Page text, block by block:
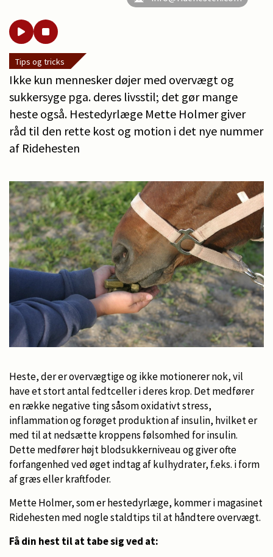
Tips og tricks
Ikke kun mennesker døjer med overvægt og
sukkersyge pga. deres livsstil; det gør mange
heste også. Hestedyrlæge Mette Holmer giver
råd til den rette kost og motion i det nye nummer
af Ridehesten
Heste, der er overvægtige og ikke motionerer nok, vil
have et stort antal fedtceller i deres krop. Det medfører
en række negative ting såsom oxidativt stress,
inflammation og forøget produktion af insulin, hvilket er
med til at nedsætte kroppens følsomhed for insulin.
Dette medfører højt blodsukkerniveau og giver ofte
forfangenhed ved øget indtag af kulhydrater, f.eks. i form
af græs eller kraftfoder.
Mette Holmer, som er hestedyrlæge, kommer i magasinet
Ridehesten med nogle staldtips til at håndtere overvægt.
Få din hest til at tabe sig ved at: